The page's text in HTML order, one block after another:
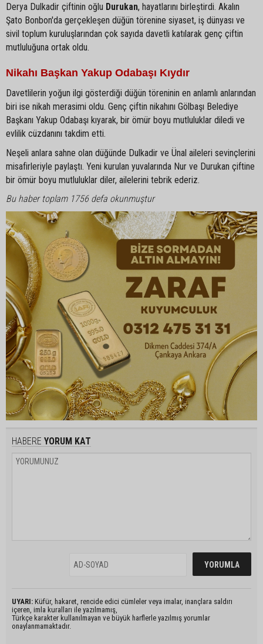
Derya Dulkadir çiftinin oğlu Durukan, hayatlarını birleştirdi. Akalın
Şato Bonbon'da gerçekleşen düğün törenine siyaset, iş dünyası ve
sivil toplum kuruluşlarından çok sayıda davetli katılarak genç çiftin
mutluluğuna ortak oldu.
Nikahı Başkan Yakup Odabaşı Kıydır
Davetlilerin yoğun ilgi gösterdiği düğün töreninin en anlamlı anlarından
biri ise nikah merasimi oldu. Genç çiftin nikahını Gölbaşı Belediye
Başkanı Yakup Odabaşı kıyarak, bir ömür boyu mutluluklar diledi ve
evlilik cüzdanını takdim etti.
Neşeli anlara sahne olan düğünde Dulkadir ve Ünal aileleri sevinçlerini
misafirleriyle paylaştı. Yeni kurulan yuvalarında Nur ve Durukan çiftine
bir ömür boyu mutluluklar diler, ailelerini tebrik ederiz.
Bu haber toplam 1756 defa okunmuştur
HABERE YORUM KAT
UYARI: Küfür, hakaret, rencide edici cümleler veya imalar, inançlara saldırı
içeren, imla kuralları ile yazılmamış,
Türkçe karakter kullanılmayan ve büyük harflerle yazılmış yorumlar
onaylanmamaktadır.